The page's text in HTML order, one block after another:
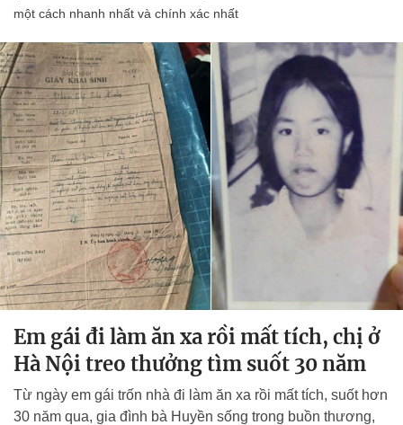
một cách nhanh nhất và chính xác nhất
Em gái đi làm ăn xa rồi mất tích, chị ở
Hà Nội treo thưởng tìm suốt 30 năm
Từ ngày em gái trốn nhà đi làm ăn xa rồi mất tích, suốt hơn
30 năm qua, gia đình bà Huyền sống trong buồn thương,